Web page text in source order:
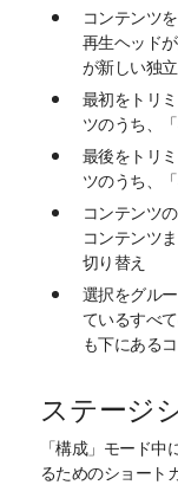
コンテンツ
再生ヘッド
が新しい独
最初をトリ
ツのうち、
最後をトリ
ツのうち、
コンテンツ
コンテンツ
切り替え
選択をグル
ているすべ
も下にある
ステージ
「構成」モード
るためのショート